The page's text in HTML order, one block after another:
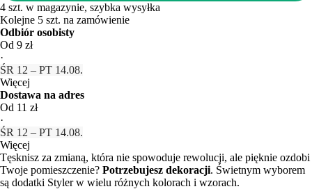
4 szt. w magazynie, szybka wysyłka
Kolejne 5 szt. na zamówienie
Odbiór osobisty
Od 9 zł
·
ŚR 12 – PT 14.08.
Więcej
Dostawa na adres
Od 11 zł
·
ŚR 12 – PT 14.08.
Więcej
Tęsknisz za zmianą, która nie spowoduje rewolucji, ale pięknie ozdobi
Twoje pomieszczenie? Potrzebujesz dekoracji. Świetnym wyborem
są dodatki Styler w wielu różnych kolorach i wzorach.